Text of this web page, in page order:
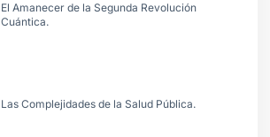
El Amanecer de la Segunda Revolución
Cuántica.
Las Complejidades de la Salud Pública.